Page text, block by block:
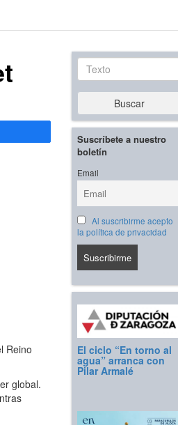
Reino
global.
Texto
Buscar
Suscríbete a nuestro
boletín
Email
Al suscribirme acepto
la política de privacidad
El ciclo “En torno al
agua” arranca con
Pilar Armalé